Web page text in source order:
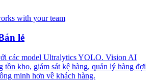
lẻ
các model Ultralytics YOLO. Vision AI
tồn kho, giám sát kệ hàng, quản lý hàng đợi
minh hơn về khách hàng.